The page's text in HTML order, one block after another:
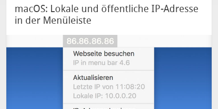
macOS: Lokale und öffentliche IP-Adresse
in der Menüleiste